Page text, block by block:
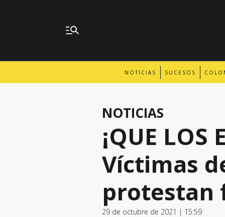
NOTICIAS SUCESOS
NOTICIAS
¡QUE LOS
Víctimas
protestan
29 de octubre de 2021 | 15:59